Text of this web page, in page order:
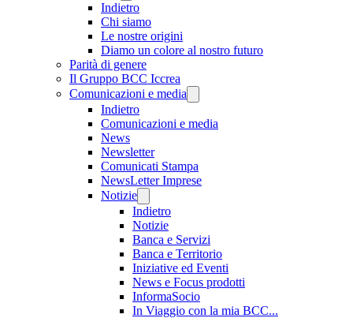
Indietro
Chi siamo
Le nostre origini
Diamo un colore al nostro futuro
Parità di genere
Il Gruppo BCC Iccrea
Comunicazioni e media
Indietro
Comunicazioni e media
News
Newsletter
Comunicati Stampa
NewsLetter Imprese
Notizie
Indietro
Notizie
Banca e Servizi
Banca e Territorio
Iniziative ed Eventi
News e Focus prodotti
InformaSocio
In Viaggio con la mia BCC...